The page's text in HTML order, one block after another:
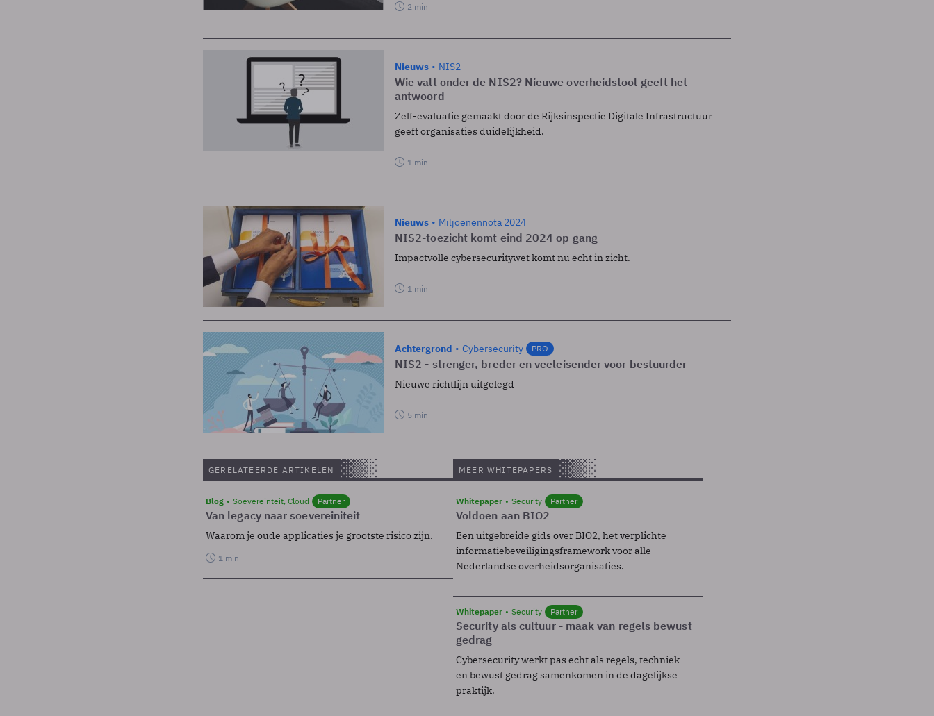
2 min
Nieuws NIS2
Wie valt onder de NIS2? Nieuwe overheidstool geeft het
antwoord
Zelf-evaluatie gemaakt door de Rijksinspectie Digitale Infrastructuur
geeft organisaties duidelijkheid.
1 min
Nieuws Miljoenennota 2024
NIS2-toezicht komt eind 2024 op gang
Impactvolle cybersecuritywet komt nu echt in zicht.
1 min
Achtergrond Cybersecurity PRO
NIS2 - strenger, breder en veeleisender voor bestuurder
Nieuwe richtlijn uitgelegd
5 min
GERELATEERDE ARTIKELEN
Blog Soevereinteit, Cloud Partner
Van legacy naar soevereiniteit
Waarom je oude applicaties je grootste risico zijn.
1 min
MEER WHITEPAPERS
Whitepaper Security Partner
Voldoen aan BIO2
Een uitgebreide gids over BIO2, het verplichte
informatiebeveiligingsframework voor alle
Nederlandse overheidsorganisaties.
Whitepaper Security Partner
Security als cultuur - maak van regels bewust
gedrag
Cybersecurity werkt pas echt als regels, techniek
en bewust gedrag samenkomen in de dagelijkse
praktijk.